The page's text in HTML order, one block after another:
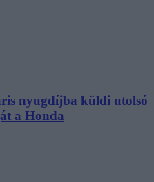
nyugdíjba küldi utolsó
a Honda